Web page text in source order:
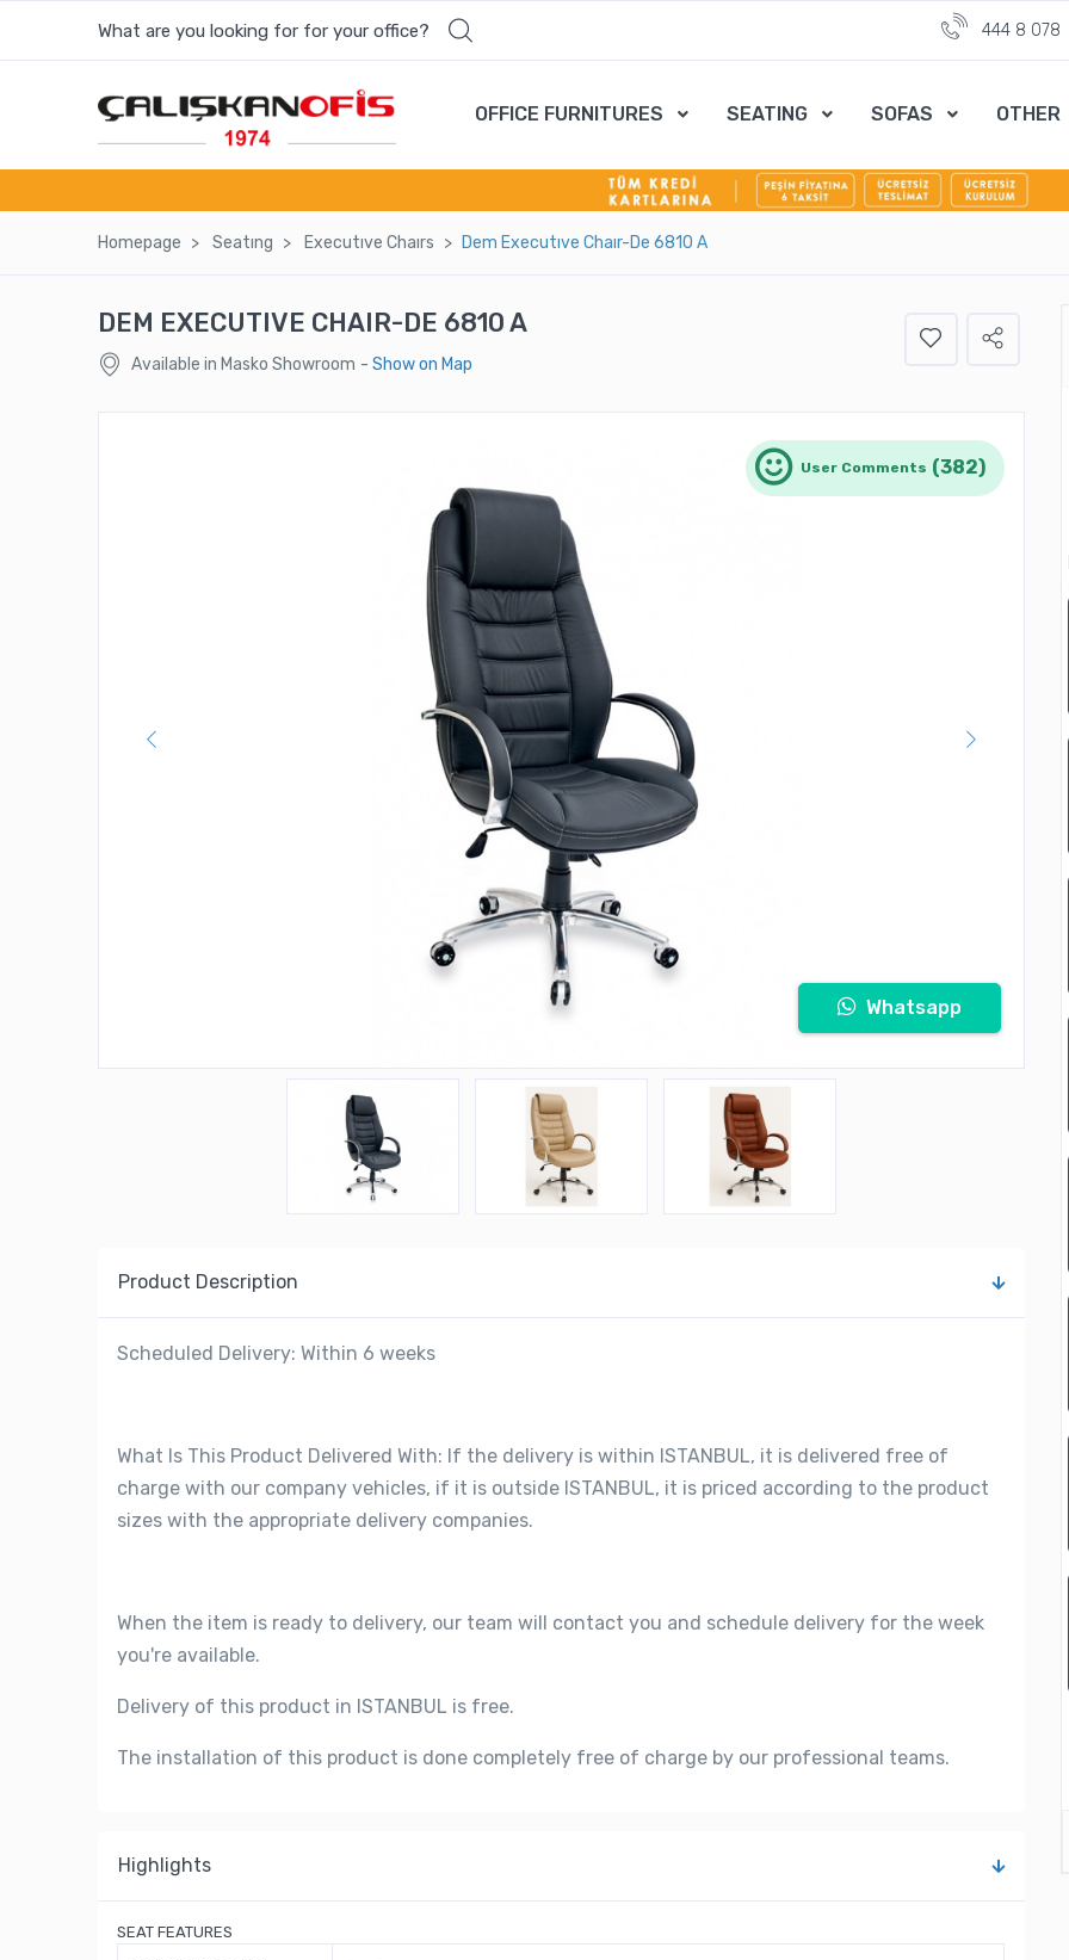
What are you looking for for your office? 444 8 078
OFFICE FURNITURES SEATING SOFAS OTHER
Homepage Seatıng Executıve Chaırs Dem Executıve Chaır-De 6810 A
DEM EXECUTIVE CHAIR-DE 6810 A
Available in Masko Showroom - Show on Map
User Comments (382)
Whatsapp
Product Description
Scheduled Delivery: Within 6 weeks
What Is This Product Delivered With: If the delivery is within ISTANBUL, it is delivered free of
charge with our company vehicles, if it is outside ISTANBUL, it is priced according to the product
sizes with the appropriate delivery companies.
When the item is ready to delivery, our team will contact you and schedule delivery for the week
you're available.
Delivery of this product in ISTANBUL is free.
The installation of this product is done completely free of charge by our professional teams.
Highlights
SEAT FEATURES